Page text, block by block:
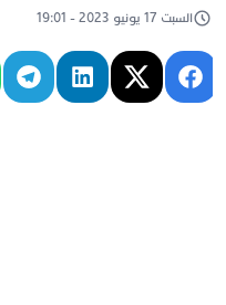
السبت 17 يونيو 2023 - 19:01